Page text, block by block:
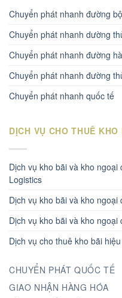
Chuyển phát nhanh đường bộ
Chuyển phát nhanh dường
Chuyển phát nhanh đường
Chuyển phát nhanh đường
Chuyển phát nhanh quốc tế
DỊCH VỤ CHO THUÊ KHO
Dịch vụ kho bãi và kho
Logistics
Dịch vụ kho bãi và kho ngoại
Dịch vụ kho bãi và kho
Dịch vụ cho thuê kho bãi
CHUYỂN PHÁT QUỐC TẾ
GIAO NHẬN HÀNG HÓA